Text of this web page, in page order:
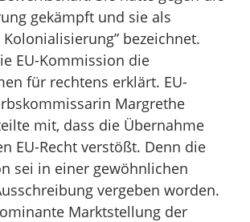
gekämpft und sie als
Kolonialisierung” bezeichnet.
EU-Kommission die
für rechtens erklärt. EU-
Margrethe
mit, dass die Übernahme
EU-Recht verstößt. Denn die
sei in einer gewöhnlichen
vergeben worden.
Marktstellung der